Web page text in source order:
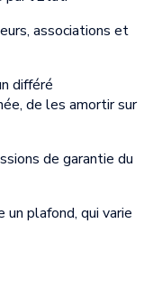
associations et
différé
de les amortir sur
de garantie du
plafond, qui varie